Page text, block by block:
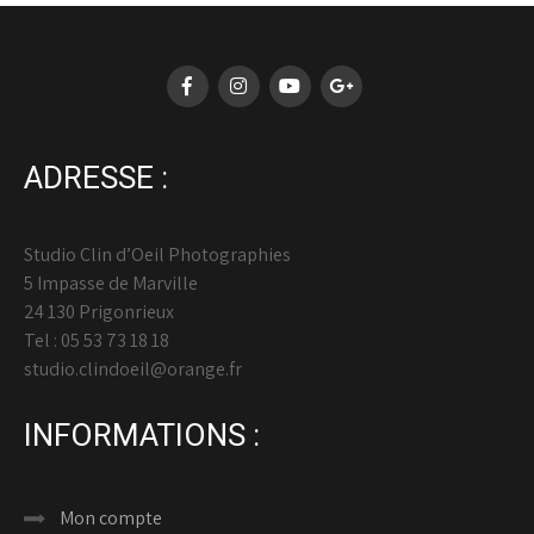
ADRESSE :
Studio Clin d’Oeil Photographies
5 Impasse de Marville
24 130 Prigonrieux
Tel : 05 53 73 18 18
studio.clindoeil@orange.fr
INFORMATIONS :
Mon compte